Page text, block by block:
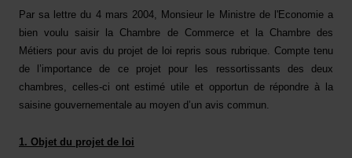
Par sa lettre du 4 mars 2004, Monsieur le Ministre de l'Economie a
bien voulu saisir la Chambre de Commerce et la Chambre des
Métiers pour avis du projet de loi repris sous rubrique. Compte tenu
de l’importance de ce projet pour les ressortissants des deux
chambres, celles-ci ont estimé utile et opportun de répondre à la
saisine gouvernementale au moyen d’un avis commun.
1. Objet du projet de loi